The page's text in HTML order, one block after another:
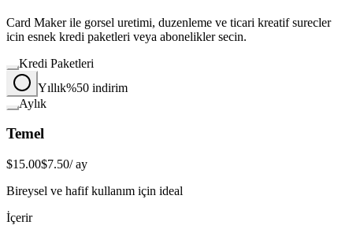
Card Maker ile gorsel uretimi, duzenleme ve ticari kreatif surecler
icin esnek kredi paketleri veya abonelikler secin.
Kredi Paketleri
Yıllık%50 indirim
Aylık
Temel
$15.00$7.50/ ay
Bireysel ve hafif kullanım için ideal
İçerir